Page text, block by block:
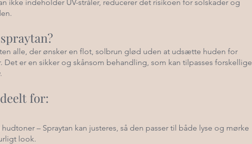
ikke indeholder UV-stråler, reducerer det risikoen for solskader og
alle, der ønsker en flot, solbrun glød uden at udsætte huden for
Det er en sikker og skånsom behandling, som kan tilpasses forskellige
for:
– Spraytan kan justeres, så den passer til både lyse og mørke
look.